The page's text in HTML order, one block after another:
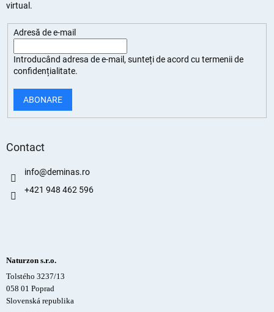
virtual.
Adresă de e-mail
Introducând adresa de e-mail, sunteți deacord cu termenii de
confidențialitate.
ABONARE
Contact
info@deminas.ro
+421 948 462 596
Naturzon s.r.o.
Tolstého 3237/13
058 01 Poprad
Slovenská republika